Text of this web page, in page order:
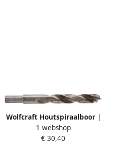
Wolfcraft Houtspiraalboor |
HSS Prof | Ø16 x 160mm | 1
stuk 7253000
1 webshop
€ 30,40